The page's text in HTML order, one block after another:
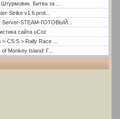
Битва за ...
Strike v1.6 prot...
Server-STEAM-ГОТОВЫЙ...
сайта uCoz
> CS:S > Rally Race ...
of Monkey Island: Г...